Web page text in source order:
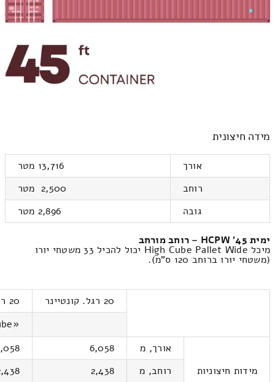
מידה חיצונית
אורך
13,716 מטר
רוחב
2,500 מטר
גובה
2,896 מטר
ימית 45' HCPW – רוחב מורחב
מיכל High Cube Pallet Wide יכול להכיל 33 משטחי יורו
(משטחי יורו ברוחב 120 ס"מ).
20 רגל. קונטיינר
20 רגל. קונטיינר
«High-Cube»
מידות חיצוניות
אורך, מ 6,058
רוחב, מ
2,438